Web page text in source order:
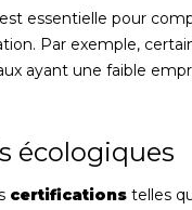
essentielle pour
Par exemple,
ayant une faible
écologiques
certifications telles